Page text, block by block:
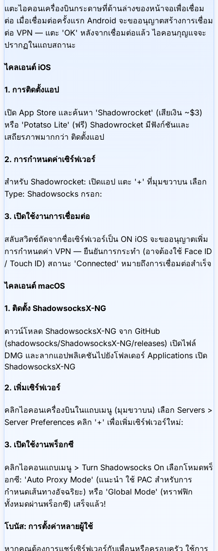
แตะไอคอนเครื่องบินกระดาษที่ด้านล่างของหน้าจอเพื่อเชื่อม
ต่อ เมื่อเชื่อมต่อครั้งแรก Android จะขออนุญาตสร้างการเชื่อม
ต่อ VPN — แตะ 'OK' หลังจากเชื่อมต่อแล้ว ไอคอนกุญแจจะ
ปรากฏในแถบสถานะ
ไคลเอนต์ iOS
1. การติดตั้งแอป
เปิด App Store และค้นหา 'Shadowrocket' (เสียเงิน ~$3)
หรือ 'Potatso Lite' (ฟรี) Shadowrocket มีฟังก์ชันและ
เสถียรภาพมากกว่า ติดตั้งแอป
2. การกำหนดค่าเซิร์ฟเวอร์
สำหรับ Shadowrocket: เปิดแอป แตะ '+' ที่มุมขวาบน เลือก
Type: Shadowsocks กรอก:
3. เปิดใช้งานการเชื่อมต่อ
สลับสวิตช์ถัดจากชื่อเซิร์ฟเวอร์เป็น ON iOS จะขออนุญาตเพิ่ม
การกำหนดค่า VPN — ยืนยันการกระทำ (อาจต้องใช้ Face ID
/ Touch ID) สถานะ 'Connected' หมายถึงการเชื่อมต่อสำเร็จ
ไคลเอนต์ macOS
1. ติดตั้ง ShadowsocksX-NG
ดาวน์โหลด ShadowsocksX-NG จาก GitHub
(shadowsocks/ShadowsocksX-NG/releases) เปิดไฟล์
DMG และลากแอปพลิเคชันไปยังโฟลเดอร์ Applications เปิด
ShadowsocksX-NG
2. เพิ่มเซิร์ฟเวอร์
คลิกไอคอนเครื่องบินในแถบเมนู (มุมขวาบน) เลือก Servers >
Server Preferences คลิก '+' เพื่อเพิ่มเซิร์ฟเวอร์ใหม่:
3. เปิดใช้งานพร็อกซี
คลิกไอคอนแถบเมนู > Turn Shadowsocks On เลือกโหมดพร็
อกซี: 'Auto Proxy Mode' (แนะนำ ใช้ PAC สำหรับการ
กำหนดเส้นทางอัจฉริยะ) หรือ 'Global Mode' (ทราฟฟิก
ทั้งหมดผ่านพร็อกซี) เสร็จแล้ว!
โบนัส: การตั้งค่าหลายผู้ใช้
หากคุณต้องการแชร์เซิร์ฟเวอร์กับเพื่อนหรือครอบครัว ใช้การ